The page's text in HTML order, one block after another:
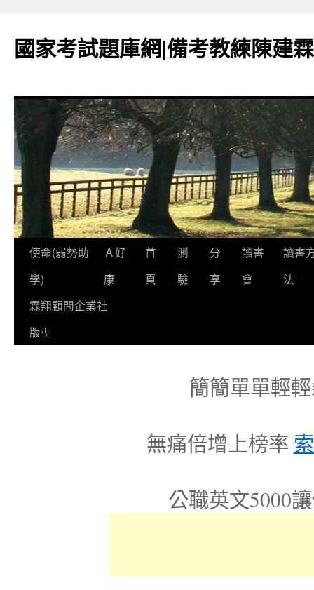
國家考試題庫網|備考教練陳建霖
跳使命(弱勢助
學)
Ａ好
康
首
頁
測
驗
分
享
讀書
會
讀書
法
霖翔顧問企業社
版型
簡簡單單輕
無痛倍增上榜率
公職英文5000